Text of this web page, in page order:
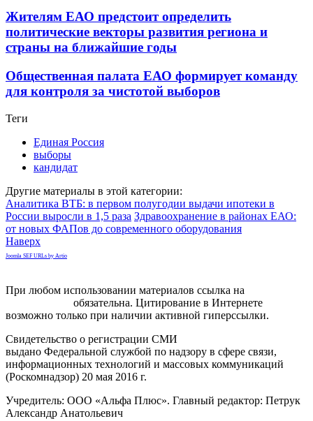
Жителям ЕАО предстоит определить
политические векторы развития региона и
страны на ближайшие годы
Общественная палата ЕАО формирует команду
для контроля за чистотой выборов
Теги
Единая Россия
выборы
кандидат
Другие материалы в этой категории:
Аналитика ВТБ: в первом полугодии выдачи ипотеки в
России выросли в 1,5 раза Здравоохранение в районах ЕАО:
от новых ФАПов до современного оборудования
Наверх
Joomla SEF URLs by Artio
При любом использовании материалов ссылка на
обязательна. Цитирование в Интернете
возможно только при наличии активной гиперссылки.
Свидетельство о регистрации СМИ
выдано Федеральной службой по надзору в сфере связи,
информационных технологий и массовых коммуникаций
(Роскомнадзор) 20 мая 2016 г.
Учредитель: ООО «Альфа Плюс». Главный редактор: Петрук
Александр Анатольевич